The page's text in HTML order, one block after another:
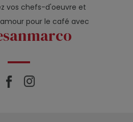
vos chefs-d'oeuvre et
pour le café avec